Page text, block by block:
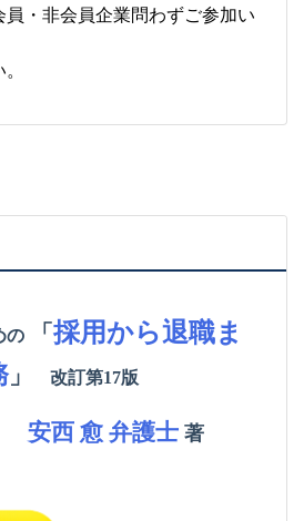
・非会員企業問わずご参加い
の 「 採用から退職ま
」 改訂第17版
弁護士 著